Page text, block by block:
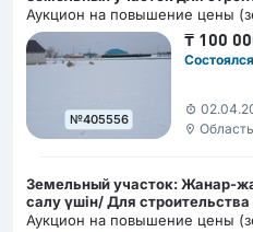
Аукцион на повышение цены
№405556
₸ 100
Состоялся
Земельный участок: Жанар-
салу үшін/ Для
Аукцион на повышение цены